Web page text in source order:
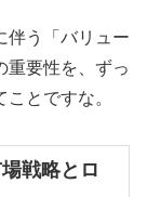
伴う「バリュー
重要性を、ずっ
とですな。
戦略とロ